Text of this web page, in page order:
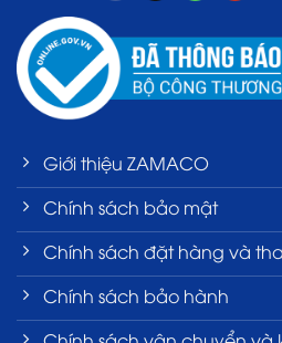
Giới thiệu ZAMACO
Chính sách bảo mật
Chính sách đặt hàng và
Chính sách bảo hành